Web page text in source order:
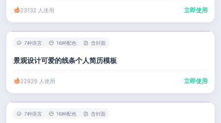
23132 人使用 立即使用
7种语言 16种配色 含封面
景观设计可爱的线条个人简历模板
22929 人使用 立即使用
7种语言 16种配色 含封面